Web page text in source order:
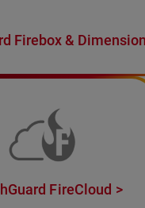
Firebox & Dimension
FireCloud